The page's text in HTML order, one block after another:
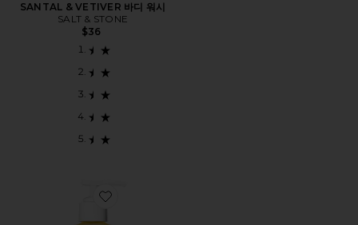
SANTAL & VETIVER 바디 워시
SALT & STONE
$36
Favorite UNDARIA ALGAE 바디 오일